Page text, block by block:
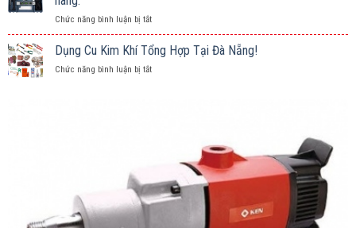
máy
khoan
cầm
máy
đục
bê
tông
Bosch
Chức năng bình luận bị tắtở
Những
điều
cần
biết
chính
hãng.
Dụng Cu Kim Khí Tổng Hợp Tại Đà Nẵng!
Chức năng bình luận bị tắtở
Nẵng!